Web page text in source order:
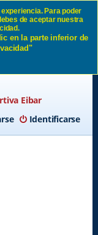
SD Eibar
Eibar
Identificarse
Para poder
de aceptar nuestra
en la parte inferior de